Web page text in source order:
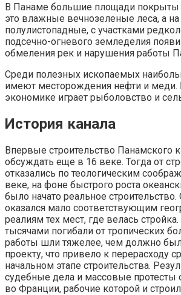
В Панаме большие площади покрыты
это влажные вечнозеленые леса, а
полулистопадные, с участками
подсечно-огневого земледелия
обмеления рек и нарушения работы
Среди полезных ископаемых
имеют месторождения нефти и
экономике играет рыболовство и
История канала
Впервые строительство Панамского
обсуждать еще в 16 веке. Тогда от
отказались по теологическим
веке, на фоне быстрого роста
было начато реальное
оказался мало соответствующим
реалиям тех мест, где велась
тысячами погибали от тропических
работы шли тяжелее, чем должно
проекту, что привело к перерасходу
начальном этапе строительства.
судебные дела и массовые протесты
во Франции, рабочие которой и